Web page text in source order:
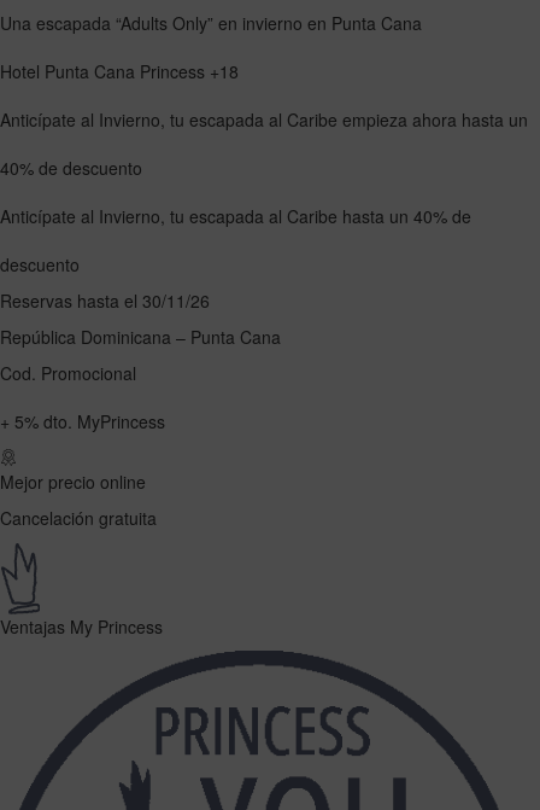
Una escapada “Adults Only” en invierno en Punta Cana
Hotel Punta Cana Princess +18
Anticípate al Invierno, tu escapada al Caribe empieza ahora hasta un
40% de descuento
Anticípate al Invierno, tu escapada al Caribe hasta un 40% de
descuento
Reservas hasta el 30/11/26
República Dominicana – Punta Cana
Cod. Promocional
+ 5% dto. MyPrincess
Mejor precio online
Cancelación gratuita
Ventajas My Princess